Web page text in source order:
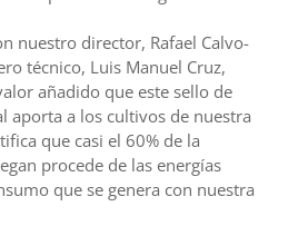
nuestro director, Rafael Calvo-
técnico, Luis Manuel Cruz,
añadido que este sello de
aporta a los cultivos de nuestra
que casi el 60% de la
procede de las energías
que se genera con nuestra